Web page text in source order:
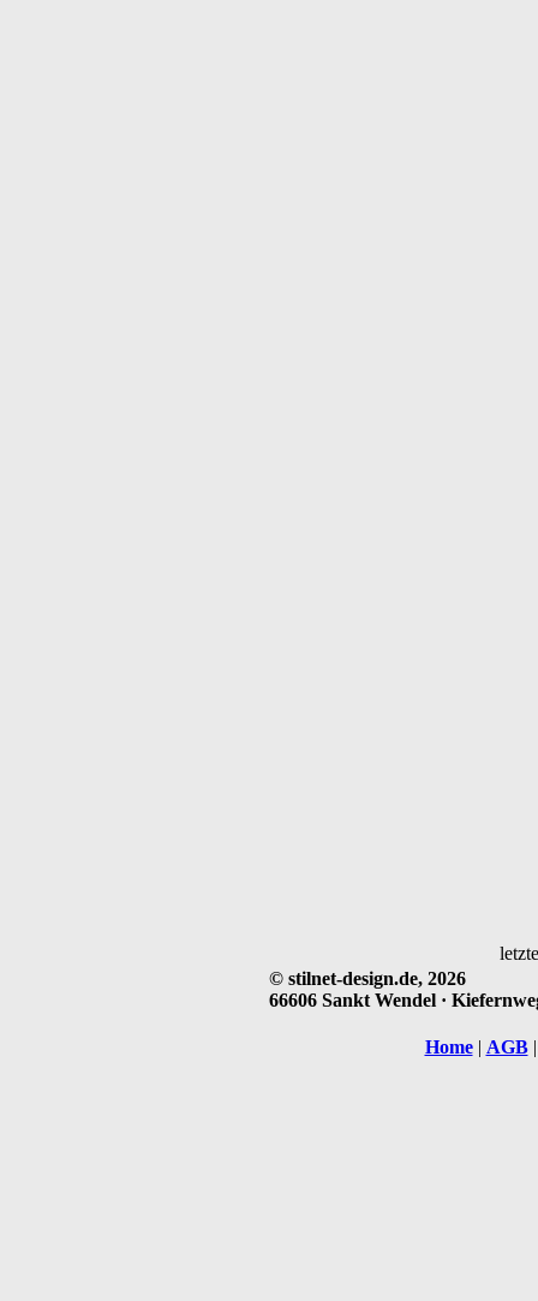
© stilnet-design.de, 2026
66606 Sankt Wendel ·
Home| AGB